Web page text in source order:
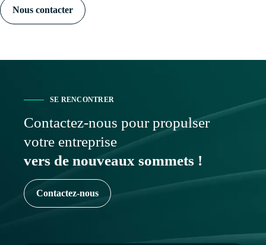
Nous contacter
SE RENCONTRER
Contactez-nous pour propulser
votre entreprise
vers de nouveaux sommets !
Contactez-nous